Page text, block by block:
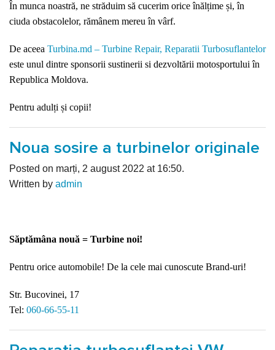
În munca noastră, ne străduim să cucerim orice înălțime și, în
ciuda obstacolelor, rămânem mereu în vârf.
De aceea Turbina.md – Turbine Repair, Reparatii Turbosuflantelor
este unul dintre sponsorii sustinerii si dezvoltării motosportului în
Republica Moldova.
Pentru adulți și copii!
Noua sosire a turbinelor originale
Posted on marți, 2 august 2022 at 16:50.
Written by admin
Săptămâna nouă = Turbine noi!
Pentru orice automobile! De la cele mai cunoscute Brand-uri!
Str. Bucovinei, 17
Tel: 060-66-55-11